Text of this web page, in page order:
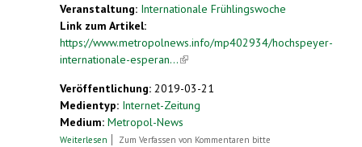
Veranstaltung: Internationale Frühlingswoche
Link zum Artikel:
https://www.metropolnews.info/mp402934/hochspeyer-
internationale-esperan...(link is external)
Veröffentlichung: 2019-03-21
Medientyp: Internet-Zeitung
Medium: Metropol-News
Weiterlesen über Hochspeyer: Internationale Esperanto-
Zum Verfassen von Kommentaren bitte